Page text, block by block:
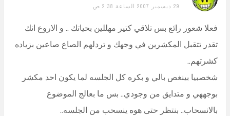
29 ديسمبر 2007 الساعة 2:38 ص
فعلا شعور رائع بس تلاقي كتير مهللين بحياتك .. و الاروع انك
تقدر تتقبل المكشرين في وجهك و تردلهم الصاع صاعين بزياده
كشرتهم..
شخصبيا بينغص بالي و بكره كل الجلسه لما يكون احد مكشر
بوجههي و متدايق من وجودي.. بس ما بعالج الموضوع
بالانسحاب.. بنتظر حتى هوه ينسحب من الجلسه..